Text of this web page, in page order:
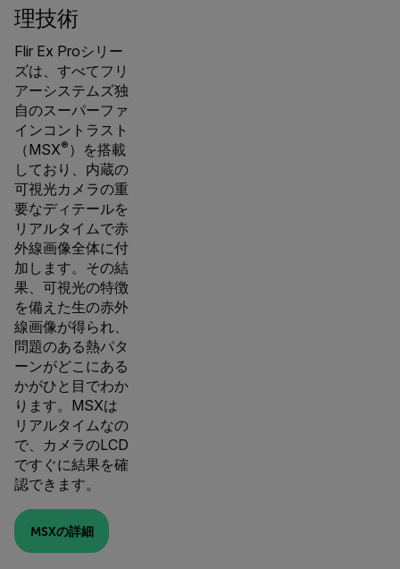
理技術
Flir Ex Proシリー
ズは、すべてフリ
アーシステムズ独
自のスーパーファ
インコントラスト
（MSX® ）を搭載
しており、内蔵の
可視光カメラの重
要なディテールを
リアルタイムで赤
外線画像全体に付
加します。その結
果、可視光の特徴
を備えた生の赤外
線画像が得られ、
問題のある熱パタ
ーンがどこにある
かがひと目でわか
ります。MSXは
リアルタイムなの
で、カメラのLCD
ですぐに結果を確
認できます。
MSXの詳細